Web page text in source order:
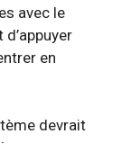
avec le
en
devrait